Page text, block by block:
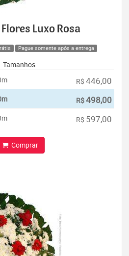
Luxo Rosa
Pague somente após a entrega
Tamanhos
R$ 446,00
R$498,00
R$ 597,00
Comprar